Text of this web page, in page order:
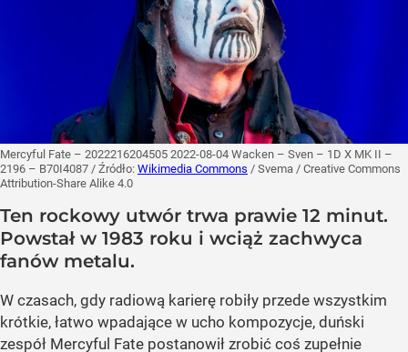
Mercyful Fate – 2022216204505 2022-08-04 Wacken – Sven – 1D X MK II –
2196 – B70I4087 / Źródło: Wikimedia Commons / Svema / Creative Commons
Attribution-Share Alike 4.0
Ten rockowy utwór trwa prawie 12 minut.
Powstał w 1983 roku i wciąż zachwyca
fanów metalu.
W czasach, gdy radiową karierę robiły przede wszystkim
krótkie, łatwo wpadające w ucho kompozycje, duński
zespół Mercyful Fate postanowił zrobić coś zupełnie